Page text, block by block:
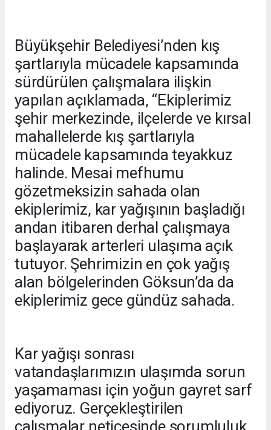
Büyükşehir Belediyesi’nden kış
şartlarıyla mücadele kapsamında
sürdürülen çalışmalara ilişkin
yapılan açıklamada, “Ekiplerimiz
şehir merkezinde, ilçelerde ve kırsal
mahallelerde kış şartlarıyla
mücadele kapsamında teyakkuz
halinde. Mesai mefhumu
gözetmeksizin sahada olan
ekiplerimiz, kar yağışının başladığı
andan itibaren derhal çalışmaya
başlayarak arterleri ulaşıma açık
tutuyor. Şehrimizin en çok yağış
alan bölgelerinden Göksun’da da
ekiplerimiz gece gündüz sahada.
Kar yağışı sonrası
vatandaşlarımızın ulaşımda sorun
yaşamaması için yoğun gayret sarf
ediyoruz. Gerçekleştirilen